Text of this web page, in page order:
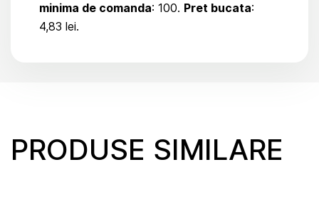
minima de comanda: 100. Pret bucata:
4,83 lei.
PRODUSE SIMILARE